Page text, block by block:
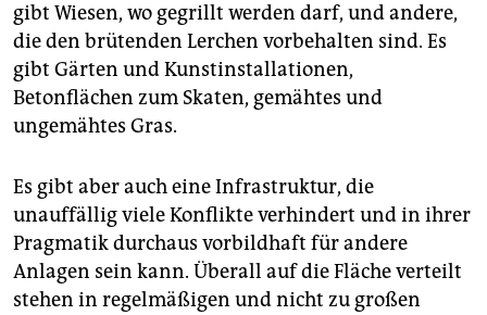
gibt Wiesen, wo gegrillt werden darf, und andere,
die den brütenden Lerchen vorbehalten sind. Es
gibt Gärten und Kunstinstallationen,
Betonflächen zum Skaten, gemähtes und
ungemähtes Gras.
Es gibt aber auch eine Infrastruktur, die
unauffällig viele Konflikte verhindert und in ihrer
Pragmatik durchaus vorbildhaft für andere
Anlagen sein kann. Überall auf die Fläche verteilt
stehen in regelmäßigen und nicht zu großen